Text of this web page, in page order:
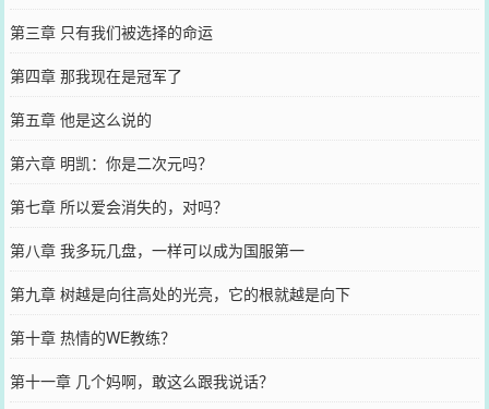
第三章 只有我们被选择的命运
第四章 那我现在是冠军了
第五章 他是这么说的
第六章 明凯：你是二次元吗？
第七章 所以爱会消失的，对吗？
第八章 我多玩几盘，一样可以成为国服第一
第九章 树越是向往高处的光亮，它的根就越是向下
第十章 热情的WE教练？
第十一章 几个妈啊，敢这么跟我说话？